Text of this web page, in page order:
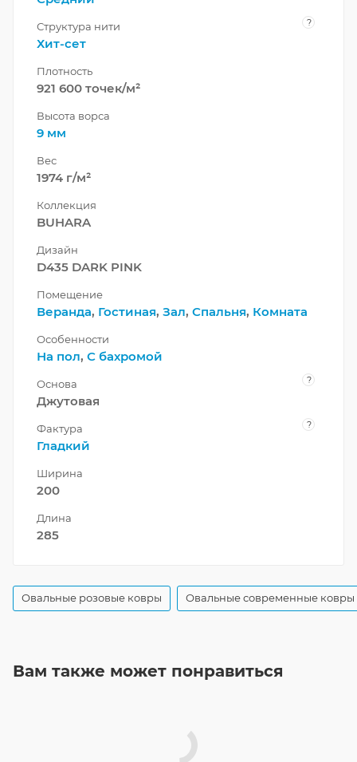
Структура нити ?
Хит-сет
Плотность
921 600 точек/м²
Высота ворса
9 мм
Вес
1974 г/м²
Коллекция
BUHARA
Дизайн
D435 DARK PINK
Помещение
Веранда, Гостиная, Зал, Спальня, Комната
Особенности
На пол, С бахромой
Основа ?
Джутовая
Фактура ?
Гладкий
Ширина
200
Длина
285
Овальные розовые ковры Овальные современные ковры
Вам также может понравиться